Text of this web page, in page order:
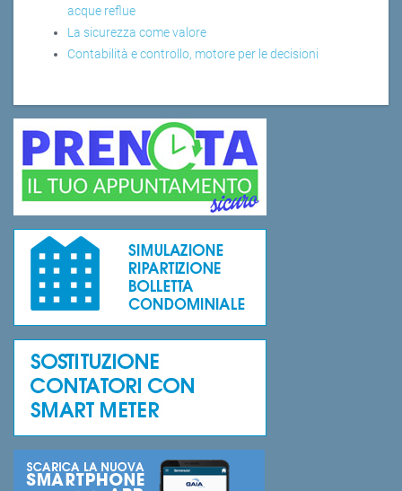
acque reflue
La sicurezza come valore
Contabilità e controllo, motore per le decisioni